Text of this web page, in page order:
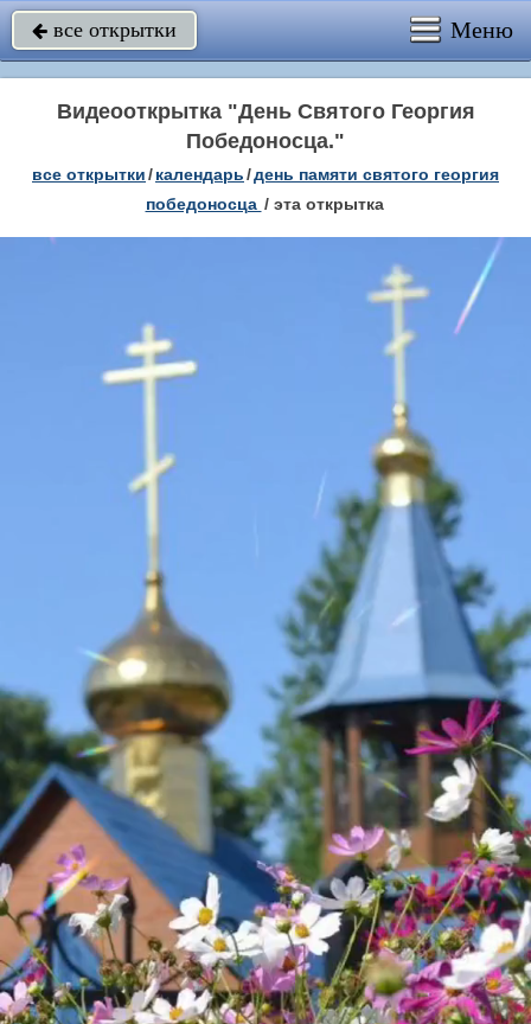
 все открытки Меню
Видеооткрытка "День Святого Георгия
Победоносца."
все открытки/календарь/день памяти святого георгия
победоносца / эта открытка